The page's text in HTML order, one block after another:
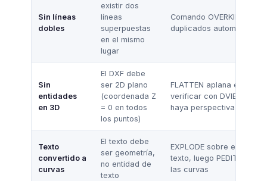
Sin líneas
dobles
existir dos
líneas
superpuestas
en el mismo
lugar
Comando OVERKILL
duplicados
Sin
entidades
en 3D
El DXF debe
ser 2D plano
(coordenada Z
= 0 en todos
los puntos)
FLATTEN aplana el dibujo;
verificar con DVIEW que
haya perspectiva
Texto
convertido a
curvas
El texto debe
ser geometría,
no entidad de
texto
EXPLODE sobre
texto, luego PEDIT para
las curvas